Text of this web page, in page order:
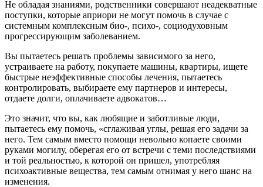
Не обладая знаниями, родственники совершают неадекватные
поступки, которые априори не могут помочь в случае с
системным комплексным био-, психо-, социодуховным
прогрессирующим заболеванием.
Вы пытаетесь решать проблемы зависимого за него,
устраиваете на работу, покупаете машины, квартиры, ищете
быстрые неэффективные способы лечения, пытаетесь
контролировать, выбираете ему партнеров и интересы,
отдаете долги, оплачиваете адвокатов…
Это значит, что вы, как любящие и заботливые люди,
пытаетесь ему помочь, «сглаживая углы, решая его задачи за
него. Тем самым вместо помощи невольно копаете своими
руками могилу, оберегая его от встречи с теми последствиями
и той реальностью, к которой он пришел, употребляя
психоактивные вещества, тем самым отнимая у него шанс на
изменения.